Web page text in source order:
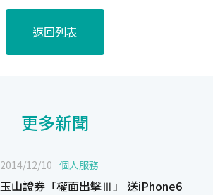
返回列表
更多新聞
2014/12/10 個人服務
玉山證券「權面出擊Ⅲ」 送iPhone6